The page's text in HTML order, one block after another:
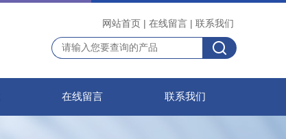
网站首页 | 在线留言 | 联系我们
在线留言 联系我们